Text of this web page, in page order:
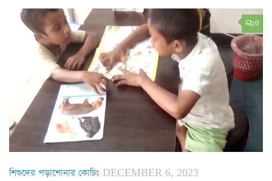
0
শিশুদের পড়াশোনার কোচিং DECEMBER 6, 2023